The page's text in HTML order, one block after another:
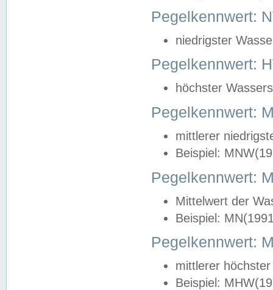
Pegelkennwert:
niedrigster
Pegelkennwert:
höchster
Pegelkennwert:
mittlerer
Beispiel:
Pegelkennwert:
Mittelwert der
Beispiel:
Pegelkennwert:
mittlerer
Beispiel: